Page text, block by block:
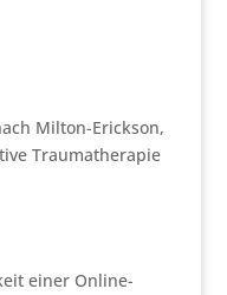
Milton-Erickson,
Traumatherapie
einer Online-